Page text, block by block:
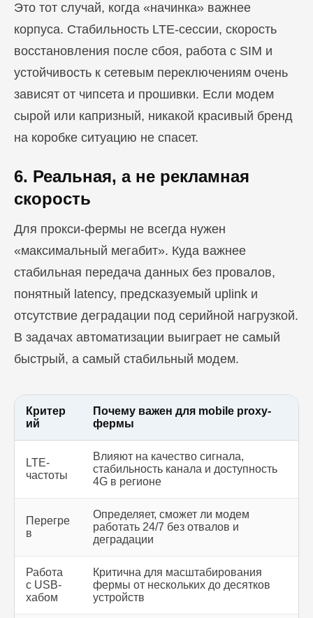
Это тот случай, когда «начинка» важнее
корпуса. Стабильность LTE-сессии, скорость
восстановления после сбоя, работа с SIM и
устойчивость к сетевым переключениям очень
зависят от чипсета и прошивки. Если модем
сырой или капризный, никакой красивый бренд
на коробке ситуацию не спасет.
6. Реальная, а не рекламная
скорость
Для прокси-фермы не всегда нужен
«максимальный мегабит». Куда важнее
стабильная передача данных без провалов,
понятный latency, предсказуемый uplink и
отсутствие деградации под серийной нагрузкой.
В задачах автоматизации выиграет не самый
быстрый, а самый стабильный модем.
Критер
ий
Почему важен для mobile proxy-
фермы
LTE-
частоты
Влияют на качество сигнала,
стабильность канала и доступность
4G в регионе
Перегре
в
Определяет, сможет ли модем
работать 24/7 без отвалов и
деградации
Работа
с USB-
хабом
Критична для масштабирования
фермы от нескольких до десятков
устройств